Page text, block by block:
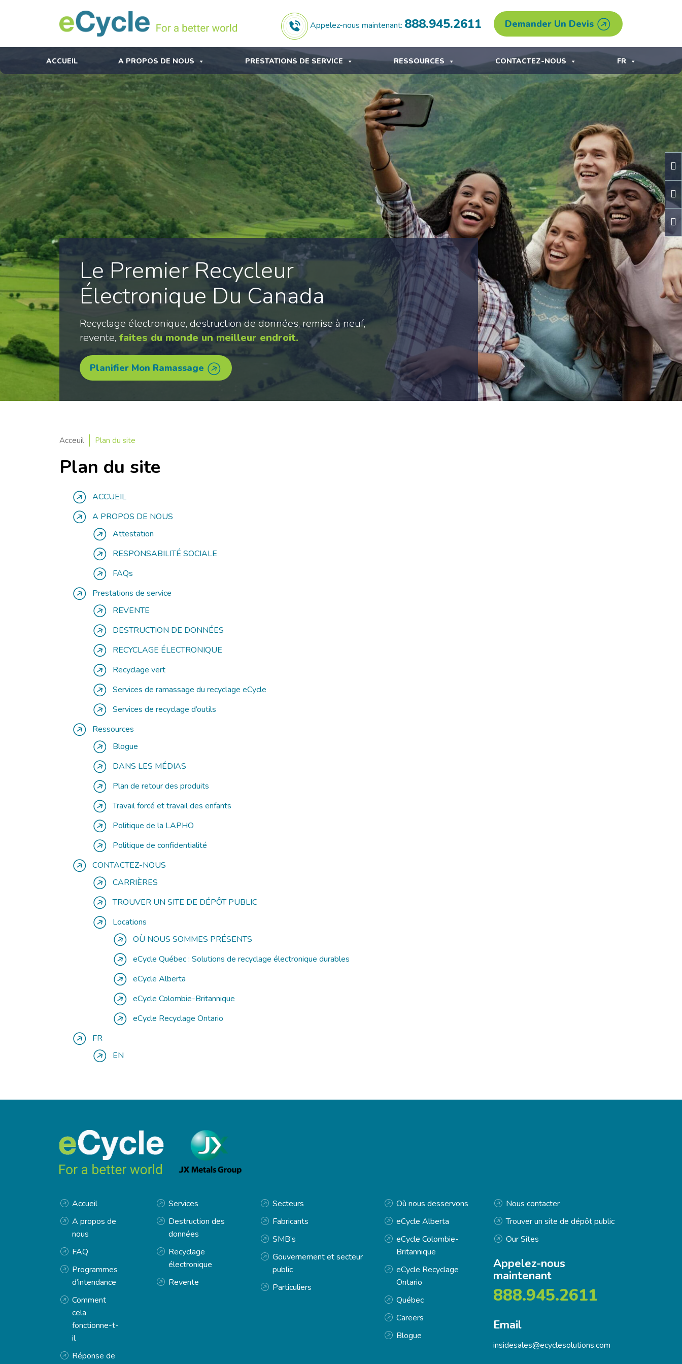
Appelez-nous maintenant: 888.945.2611 Demander Un Devis
ACCUEIL A PROPOS DE NOUS PRESTATIONS DE SERVICE RESSOURCES CONTACTEZ-NOUS FR
Le Premier Recycleur
Électronique Du Canada
Recyclage électronique, destruction de données, remise à neuf,
revente, faites du monde un meilleur endroit.
Planifier Mon Ramassage
Acceuil Plan du site
Plan du site
ACCUEIL
A PROPOS DE NOUS
Attestation
RESPONSABILITÉ SOCIALE
FAQs
Prestations de service
REVENTE
DESTRUCTION DE DONNÉES
RECYCLAGE ÉLECTRONIQUE
Recyclage vert
Services de ramassage du recyclage eCycle
Services de recyclage d’outils
Ressources
Blogue
DANS LES MÉDIAS
Plan de retour des produits
Travail forcé et travail des enfants
Politique de la LAPHO
Politique de confidentialité
CONTACTEZ-NOUS
CARRIÈRES
TROUVER UN SITE DE DÉPÔT PUBLIC
Locations
OÙ NOUS SOMMES PRÉSENTS
eCycle Québec : Solutions de recyclage électronique durables
eCycle Alberta
eCycle Colombie-Britannique
eCycle Recyclage Ontario
FR
EN
Accueil
A propos de
nous
FAQ
Programmes
d’intendance
Comment
cela
fonctionne-t-
il
Réponse de
Services
Destruction des
données
Recyclage
électronique
Revente
Secteurs
Fabricants
SMB’s
Gouvernement et secteur
public
Particuliers
Où nous desservons
eCycle Alberta
eCycle Colombie-
Britannique
eCycle Recyclage
Ontario
Québec
Careers
Blogue
Nous contacter
Trouver un site de dépôt public
Our Sites
Appelez-nous
maintenant
888.945.2611
Email
insidesales@ecyclesolutions.com